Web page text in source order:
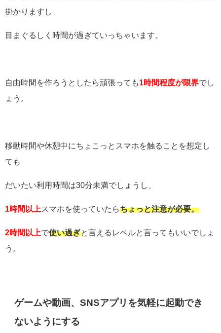
掛かりますし
目まぐるしく時間が過ぎていっちゃいます。
自由時間を作ろうとしたら頑張っても1時間程度が限界でし
ょう。
移動時間や休憩中にちょこっとスマホを触ることを想定し
ても
だいたい利用時間は30分未満でしょうし、
1時間以上スマホを使っていたらちょっと注意が必要。
2時間以上で使い過ぎと言えるレベルと言ってもいいでしょ
う。
ゲームや動画、SNSアプリを気軽に起動でき
ないようにする